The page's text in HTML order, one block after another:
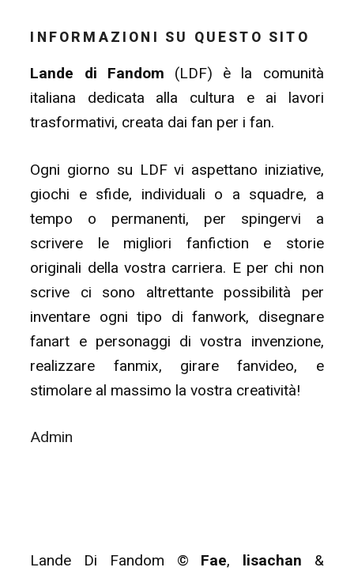
INFORMAZIONI SU QUESTO SITO
Lande di Fandom (LDF) è la comunità
italiana dedicata alla cultura e ai lavori
trasformativi, creata dai fan per i fan.
Ogni giorno su LDF vi aspettano iniziative,
giochi e sfide, individuali o a squadre, a
tempo o permanenti, per spingervi a
scrivere le migliori fanfiction e storie
originali della vostra carriera. E per chi non
scrive ci sono altrettante possibilità per
inventare ogni tipo di fanwork, disegnare
fanart e personaggi di vostra invenzione,
realizzare fanmix, girare fanvideo, e
stimolare al massimo la vostra creatività!
Admin
Lande Di Fandom © Fae, lisachan &